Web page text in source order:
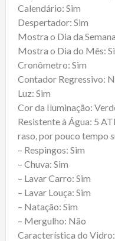
Calendário: Sim
Despertador: Sim
Mostra o Dia da
Mostra o Dia do Mês:
Cronômetro: Sim
Contador Regressivo:
Luz: Sim
Cor da Iluminação:
Resistente à Água: 5
raso, por pouco tempo
– Respingos: Sim
– Chuva: Sim
– Lavar Carro: Sim
– Lavar Louça: Sim
– Natação: Sim
– Mergulho: Não
Característica do